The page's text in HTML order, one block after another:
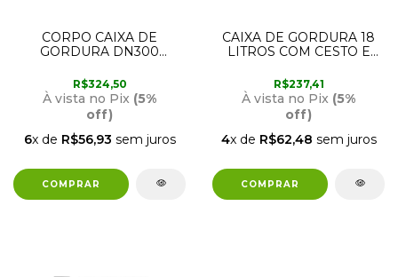
CORPO CAIXA DE
GORDURA DN300
R$324,50
À vista no Pix (5%
off)
6x de R$56,93 sem juros
CAIXA DE GORDURA 18
LITROS COM CESTO E
ESTRELA
R$237,41
À vista no Pix (5%
off)
4x de R$62,48 sem juros